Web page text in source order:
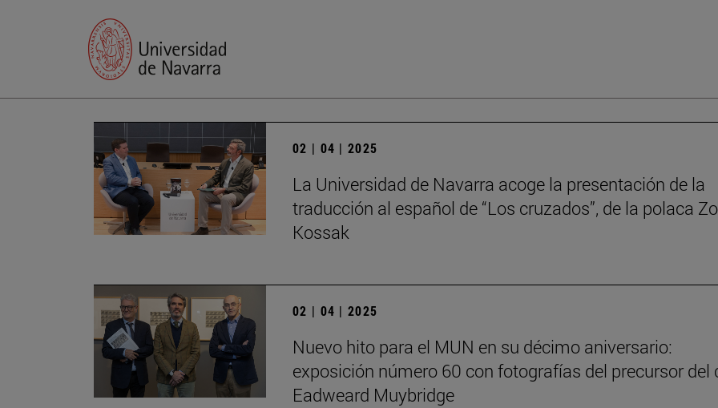
02 | 04 | 2025
La Universidad de Navarra acoge la presentación de la
traducción al español de “Los cruzados”, de la polaca
Kossak
02 | 04 | 2025
Nuevo hito para el MUN en su décimo aniversario:
exposición número 60 con fotografías del precursor del
Eadweard Muybridge